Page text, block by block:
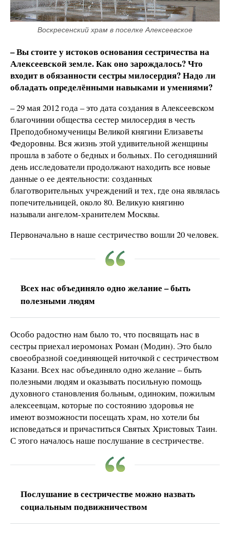
Воскресенский храм в поселке Алексеевское
– Вы стоите у истоков основания сестричества на
Алексеевской земле. Как оно зарождалось? Что
входит в обязанности сестры милосердия? Надо ли
обладать определёнными навыками и умениями?
– 29 мая 2012 года – это дата создания в Алексеевском
благочинии общества сестер милосердия в честь
Преподобномученицы Великой княгини Елизаветы
Федоровны. Вся жизнь этой удивительной женщины
прошла в заботе о бедных и больных. По сегодняшний
день исследователи продолжают находить все новые
данные о ее деятельности: созданных
благотворительных учреждений и тех, где она являлась
попечительницей, около 80. Великую княгиню
называли ангелом-хранителем Москвы.
Первоначально в наше сестричество вошли 20 человек.
Всех нас объединяло одно желание – быть
полезными людям
Особо радостно нам было то, что посвящать нас в
сестры приехал иеромонах Роман (Модин). Это было
своеобразной соединяющей ниточкой с сестричеством
Казани. Всех нас объединяло одно желание – быть
полезными людям и оказывать посильную помощь
духовного становления больным, одиноким, пожилым
алексеевцам, которые по состоянию здоровья не
имеют возможности посещать храм, но хотели бы
исповедаться и причаститься Святых Христовых Таин.
С этого началось наше послушание в сестричестве.
Послушание в сестричестве можно назвать
социальным подвижничеством